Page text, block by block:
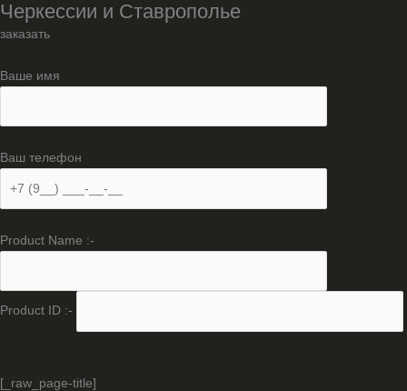
Черкессии и Ставрополье
заказать
Ваше имя
Ваш телефон
Product Name :-
Product ID :-
[_raw_page-title]